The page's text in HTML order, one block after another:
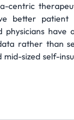
centric
better patient
physicians have
rather than
mid-sized self-